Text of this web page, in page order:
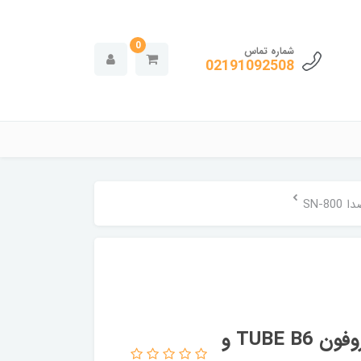
شماره تماس
02191092508
0
پک استودیویی Dragon Sound با میکروفون TUBE B6 و